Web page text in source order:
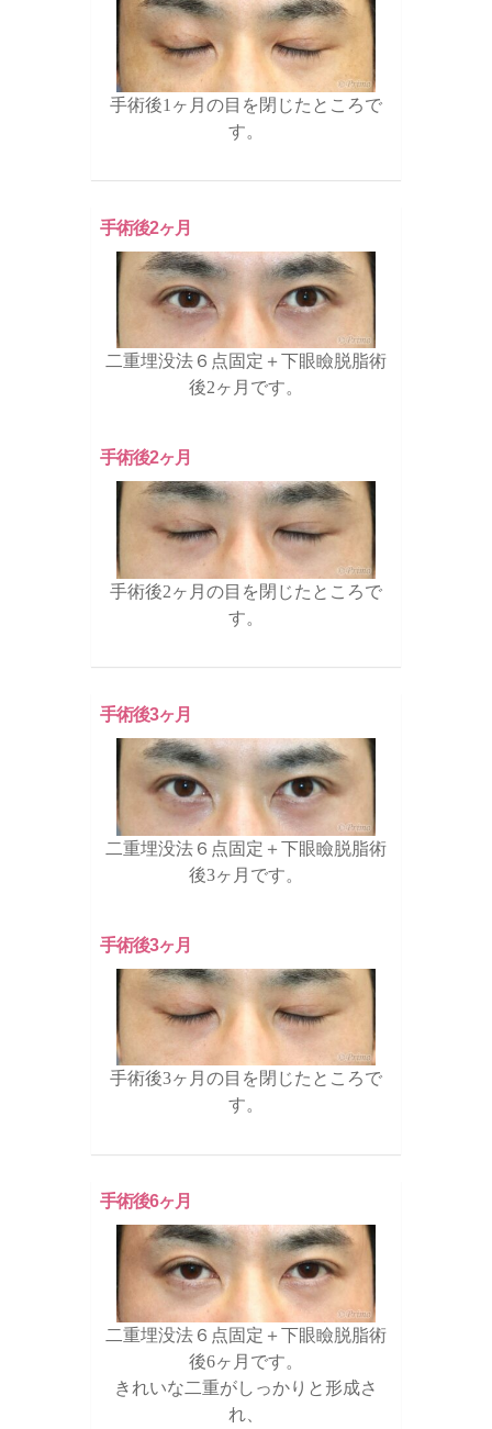
手術後1ヶ月の目を閉じたところで
す。
手術後2ヶ月
二重埋没法６点固定＋下眼瞼脱脂術
後2ヶ月です。
手術後2ヶ月
手術後2ヶ月の目を閉じたところで
す。
手術後3ヶ月
二重埋没法６点固定＋下眼瞼脱脂術
後3ヶ月です。
手術後3ヶ月
手術後3ヶ月の目を閉じたところで
す。
手術後6ヶ月
二重埋没法６点固定＋下眼瞼脱脂術
後6ヶ月です。
きれいな二重がしっかりと形成さ
れ、